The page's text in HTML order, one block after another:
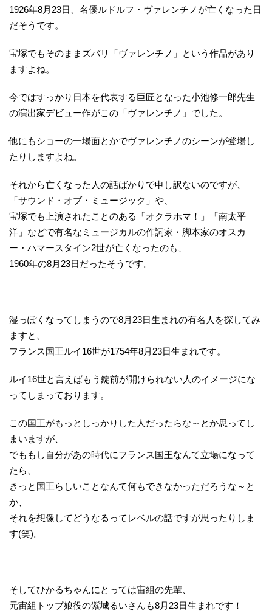
1926年8月23日、名優ルドルフ・ヴァレンチノが亡くなった日
だそうです。
宝塚でもそのままズバリ「ヴァレンチノ」という作品があり
ますよね。
今ではすっかり日本を代表する巨匠となった小池修一郎先生
の演出家デビュー作がこの「ヴァレンチノ」でした。
他にもショーの一場面とかでヴァレンチノのシーンが登場し
たりしますよね。
それから亡くなった人の話ばかりで申し訳ないのですが、
「サウンド・オブ・ミュージック」や、
宝塚でも上演されたことのある「オクラホマ！」「南太平
洋」などで有名なミュージカルの作詞家・脚本家のオスカ
ー・ハマースタイン2世が亡くなったのも、
1960年の8月23日だったそうです。
湿っぽくなってしまうので8月23日生まれの有名人を探してみ
ますと、
フランス国王ルイ16世が1754年8月23日生まれです。
ルイ16世と言えばもう錠前が開けられない人のイメージにな
ってしまっております。
この国王がもっとしっかりした人だったらな～とか思ってし
まいますが、
でももし自分があの時代にフランス国王なんて立場になって
たら、
きっと国王らしいことなんて何もできなかっただろうな～と
か、
それを想像してどうなるってレベルの話ですが思ったりしま
す(笑)。
そしてひかるちゃんにとっては宙組の先輩、
元宙組トップ娘役の紫城るいさんも8月23日生まれです！